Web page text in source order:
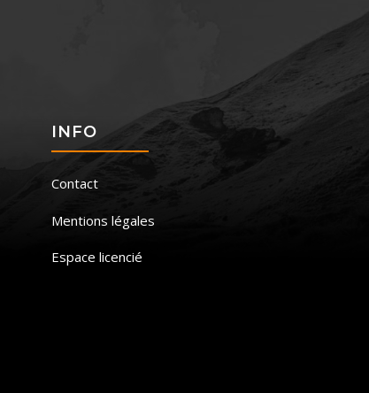
INFO
Contact
Mentions légales
Espace licencié